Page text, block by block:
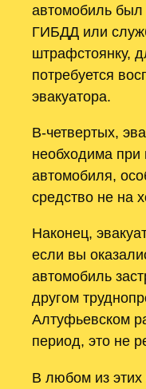
автомобиль
ГИБДД или
штрафстоянку,
потребуется
эвакуатора.
В-четвертых,
необходима при
автомобиля,
средство не на
Наконец,
если вы
автомобиль
другом
Алтуфьевском
период, это не
В любом из этих